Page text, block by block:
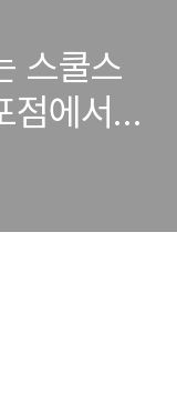
스쿨스
점에서